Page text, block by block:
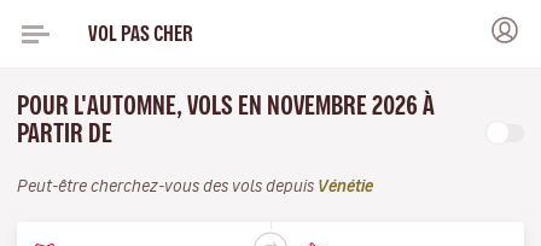
VOL PAS CHER
POUR L'AUTOMNE, VOLS EN NOVEMBRE 2026 À
PARTIR DE
Peut-être cherchez-vous des vols depuis Vénétie